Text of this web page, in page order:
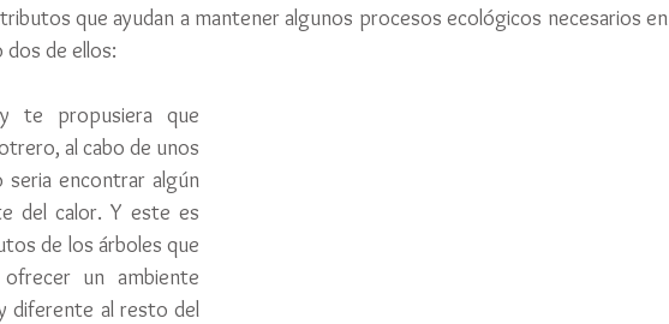
que ayudan a mantener algunos procesos ecológicos necesarios en
dos de ellos:
te propusiera que
al cabo de unos
encontrar algún
del calor. Y este es
de los árboles que
un ambiente
diferente al resto del